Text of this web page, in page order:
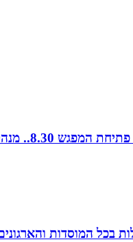
קבוצת נטוורקינג זומית
בכל המוסדות